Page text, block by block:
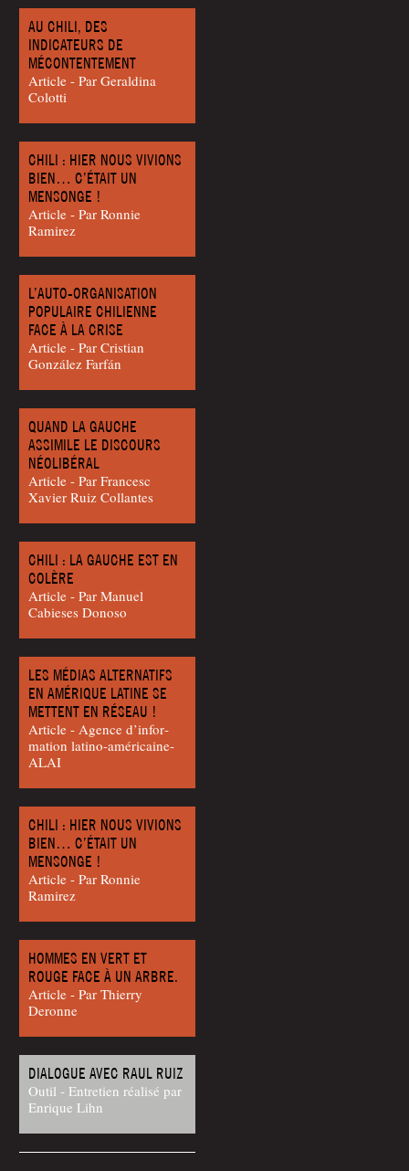
AU CHILI, DES
INDICATEURS DE
MÉCONTENTEMENT
Article - Par Geral­di­na
Colotti
CHILI : HIER NOUS VIVIONS
BIEN… C’ÉTAIT UN
MENSONGE !
Article - Par Ron­nie
Ramirez
L’AUTO-ORGANISATION
POPULAIRE CHILIENNE
FACE À LA CRISE
Article - Par Cris­tian
Gonzá­lez Farfán
QUAND LA GAUCHE
ASSIMILE LE DISCOURS
NÉOLIBÉRAL
Article - Par Fran­cesc
Xavier Ruiz Collantes
CHILI : LA GAUCHE EST EN
COLÈRE
Article - Par Manuel
Cabieses Donoso
LES MÉDIAS ALTERNATIFS
EN AMÉRIQUE LATINE SE
METTENT EN RÉSEAU !
Article - Agence d’in­for­
ma­tion latino-américaine-
ALAI
CHILI : HIER NOUS VIVIONS
BIEN… C’ÉTAIT UN
MENSONGE !
Article - Par Ron­nie
Ramirez
HOMMES EN VERT ET
ROUGE FACE À UN ARBRE.
Article - Par Thier­ry
Deronne
DIALOGUE AVEC RAUL RUIZ
Outil - Entretien réalisé par
Enrique Lihn